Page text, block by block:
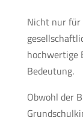
Nicht nur für
hochwertige
Bedeutung.
Obwohl der